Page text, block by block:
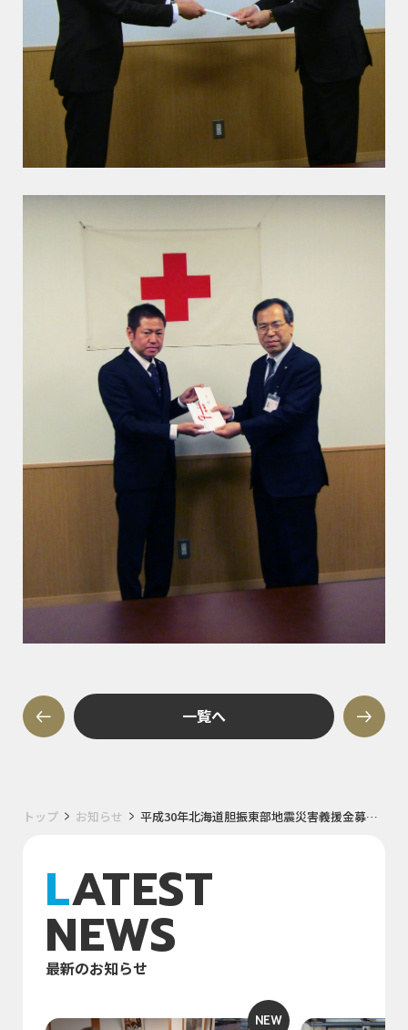
一覧へ
トップ お知らせ 平成30年北海道胆振東部地震災害義援金募金の預託
LATEST
NEWS
最新のお知らせ
NEW